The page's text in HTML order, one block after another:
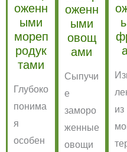
оженн
ыми
мореп
родук
тами
Глубоко
понима
я
особен
оженн
ыми
овощ
ами
Сыпучи
е
заморо
женные
овощи
из